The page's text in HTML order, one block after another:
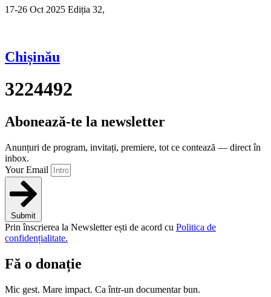
17-26 Oct 2025 Ediția 32,
Chișinău
3224492
Abonează-te la newsletter
Anunțuri de program, invitați, premiere, tot ce contează — direct în
inbox.
Your Email
Submit
Prin înscrierea la Newsletter ești de acord cu Politica de
confidențialitate.
Fă o donație
Mic gest. Mare impact. Ca într-un documentar bun.